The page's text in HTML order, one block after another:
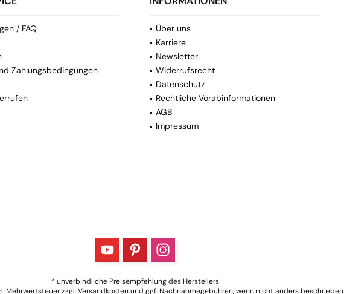
/ FAQ
Zahlungsbedingungen
Über uns
Karriere
Newsletter
Widerrufsrecht
Datenschutz
Rechtliche Vorabinformationen
AGB
Impressum
* unverbindliche Preisempfehlung des Herstellers
Mehrwertsteuer zzgl.Versandkostenund ggf. Nachnahmegebühren, wenn nicht anders beschrieben